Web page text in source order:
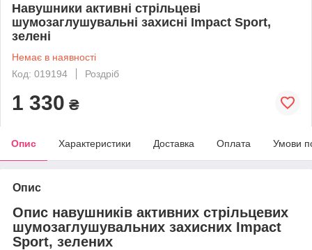
Навушники активні стрільцеві
шумозаглушувальні захисні Impact Sport,
зелені
Немає в наявності
Код: 019194
Роздріб
1 330 ₴
Опис Характеристики Доставка Оплата Умови
Опис
Опис навушників активних стрільцевих
шумозаглушувальних захисних Impact
Sport, зелених